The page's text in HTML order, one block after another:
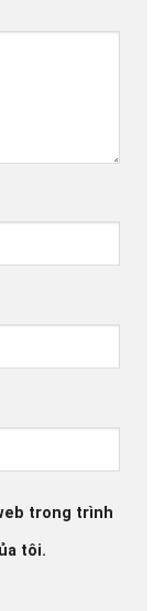
trong trình
tôi.